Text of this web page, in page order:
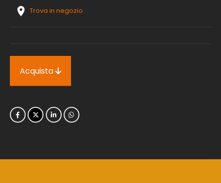
Trova in negozio
Acquista